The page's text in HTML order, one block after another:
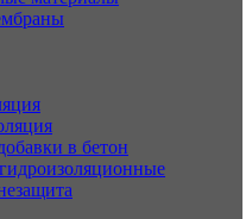
в бетон